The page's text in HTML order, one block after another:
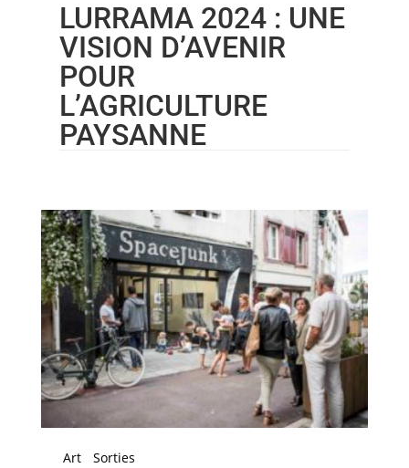
LURRAMA 2024 : UNE
VISION D’AVENIR
POUR
L’AGRICULTURE
PAYSANNE
Art Sorties